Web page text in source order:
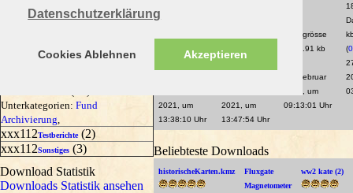
Datenschutzerklärung
Cookies Ablehnen Akzeptieren
Unterkategorien:Bounty
(5)
Unterkategorien: Fund
Archivierung,
xxx112Testberichte(2)
xxx112Sonstiges (3)
Download Statistik
Downloads Statistik ansehen
Von
2021, um
13:38:10 Uhr
2021, um
13:47:54 Uhr
Dateigrösse
3321.91 kb
01. Februar
2021, um
09:13:01 Uhr
(0
Beliebteste Downloads
historischeKarten.kmz
Fluxgate
Magnetometer
ww2 kate (2)